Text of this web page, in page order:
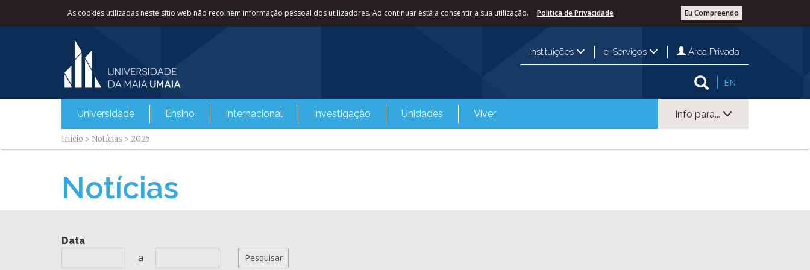
As cookies utilizadas neste sítio web não recolhem informação pessoal dos utilizadores. Ao continuar está a consentir a sua utilização. Eu Compreendo
Politica de Privacidade
Instituições e-Serviços Área Privada
EN
Universidade Ensino Internacional Investigação Unidades Viver Info para...
Início > Notícias > 2025
Notícias
Data
a